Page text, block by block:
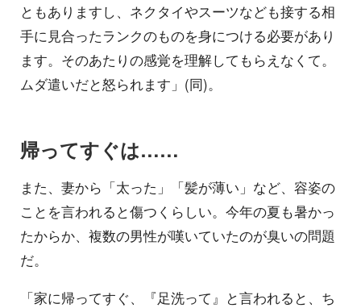
ともありますし、ネクタイやスーツなども接する相
手に見合ったランクのものを身につける必要があり
ます。そのあたりの感覚を理解してもらえなくて。
ムダ遣いだと怒られます」(同)。
帰ってすぐは……
また、妻から「太った」「髪が薄い」など、容姿の
ことを言われると傷つくらしい。今年の夏も暑かっ
たからか、複数の男性が嘆いていたのが臭いの問題
だ。
「家に帰ってすぐ、『足洗って』と言われると、ち